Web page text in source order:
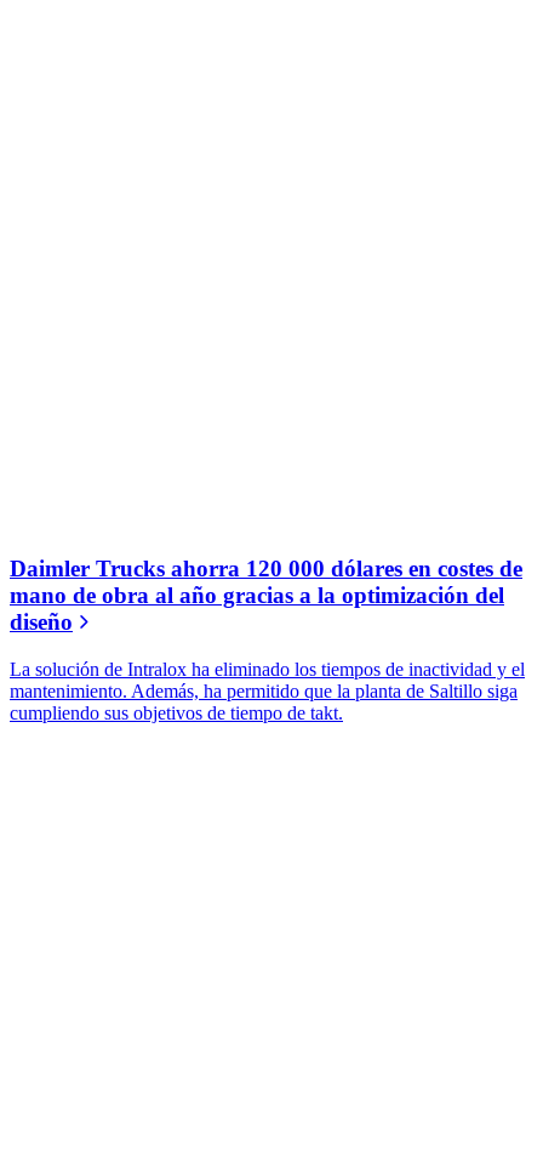
Daimler Trucks ahorra 120 000 dólares en costes de
mano de obra al año gracias a la optimización del
diseño
La solución de Intralox ha eliminado los tiempos de inactividad y el
mantenimiento. Además, ha permitido que la planta de Saltillo siga
cumpliendo sus objetivos de tiempo de takt.